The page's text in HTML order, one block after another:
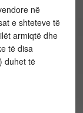
në
e shteteve të
armiqtë dhe
të disa
duhet të